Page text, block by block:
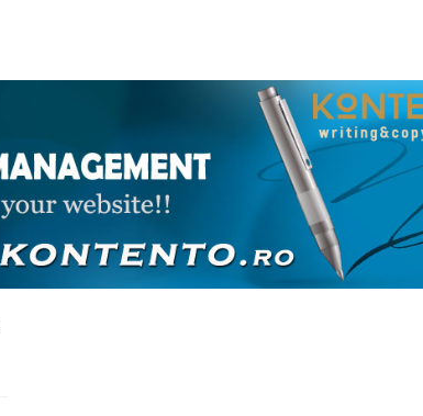
ARTICOLE ASEMANATOARE